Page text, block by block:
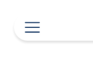
contenido